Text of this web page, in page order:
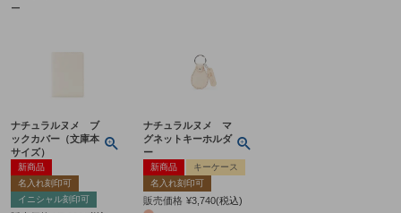
ー
ナチュラルヌメ ブ
ックカバー（文庫本
サイズ）
新商品
名入れ刻印可
イニシャル刻印可
ナチュラルヌメ マ
グネットキーホルダ
ー
新商品
キーケース
名入れ刻印可
販売価格 ¥3,740 税込